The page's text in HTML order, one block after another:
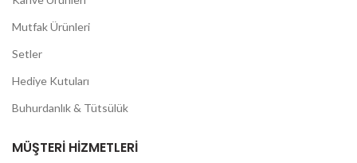
Mutfak Ürünleri
Setler
Hediye Kutuları
Buhurdanlık & Tütsülük
MÜŞTERI HIZMETLERI